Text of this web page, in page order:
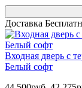
Доставка
Входная дверь с
Белый софт